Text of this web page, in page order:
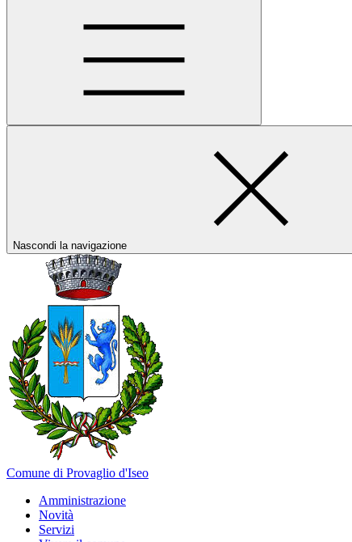
Nascondi la navigazione
Comune di Provaglio d'Iseo
Amministrazione
Novità
Servizi